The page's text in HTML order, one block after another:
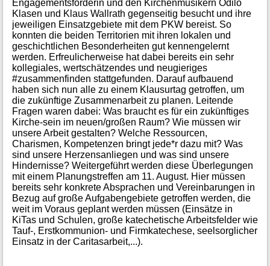
Engagementsförderin und den Kirchenmusikern Odilo
Klasen und Klaus Wallrath gegenseitig besucht und ihre
jeweiligen Einsatzgebiete mit dem PKW bereist. So
konnten die beiden Territorien mit ihren lokalen und
geschichtlichen Besonderheiten gut kennengelernt
werden. Erfreulicherweise hat dabei bereits ein sehr
kollegiales, wertschätzendes und neugieriges
#zusammenfinden stattgefunden. Darauf aufbauend
haben sich nun alle zu einem Klausurtag getroffen, um
die zukünftige Zusammenarbeit zu planen. Leitende
Fragen waren dabei: Was braucht es für ein zukünftiges
Kirche-sein im neuen/großen Raum? Wie müssen wir
unsere Arbeit gestalten? Welche Ressourcen,
Charismen, Kompetenzen bringt jede*r dazu mit? Was
sind unsere Herzensanliegen und was sind unsere
Hindernisse? Weitergeführt werden diese Überlegungen
mit einem Planungstreffen am 11. August. Hier müssen
bereits sehr konkrete Absprachen und Vereinbarungen in
Bezug auf große Aufgabengebiete getroffen werden, die
weit im Voraus geplant werden müssen (Einsätze in
KiTas und Schulen, große katechetische Arbeitsfelder wie
Tauf-, Erstkommunion- und Firmkatechese, seelsorglicher
Einsatz in der Caritasarbeit,...).